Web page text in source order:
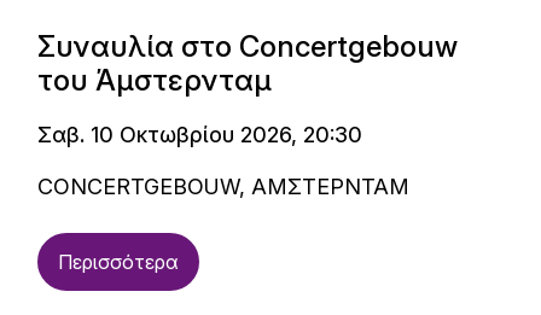
Συναυλία στο Concertgebouw
του Άμστερνταμ
Σαβ. 10 Οκτωβρίου 2026, 20:30
CONCERTGEBOUW, ΑΜΣΤΕΡΝΤΑΜ
Περισσότερα